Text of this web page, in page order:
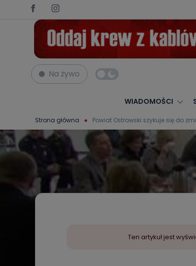
Na żywo
WIADOMOŚCI
Strona główna Powiat Ostrowski szykuje się do
Ten artykuł jest